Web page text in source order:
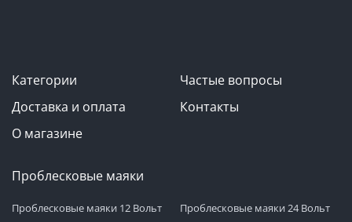
Категории
Частые вопросы
Доставка и оплата
Контакты
О магазине
Проблесковые маяки
Проблесковые маяки 12 Вольт
Проблесковые маяки 24 Вольт